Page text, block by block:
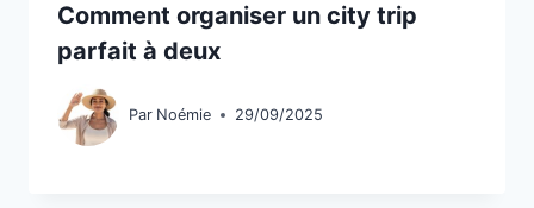
Comment organiser un city trip
parfait à deux
Par Noémie 29/09/2025